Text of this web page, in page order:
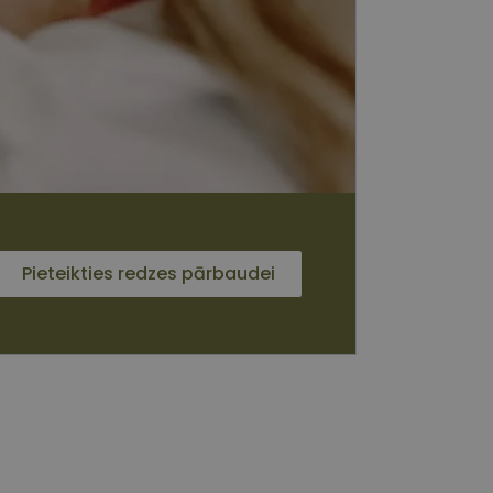
Pieteikties redzes pārbaudei
iespējas. Šīs
sīkdatnēm
ilgāk kā divus